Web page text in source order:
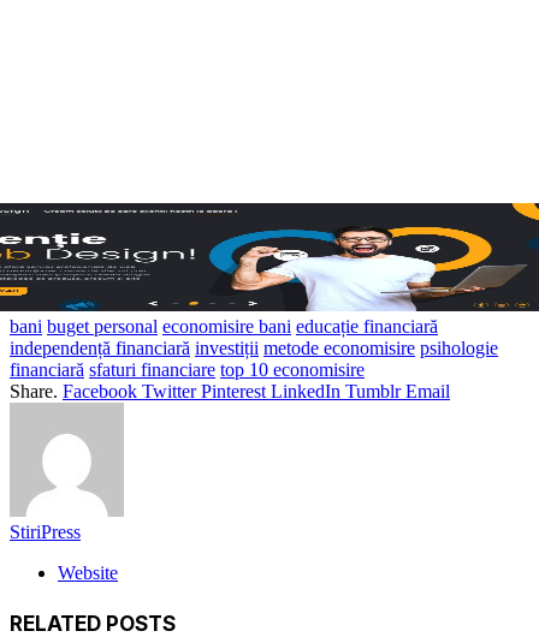
bani buget personal economisire bani educație financiară
independență financiară investiții metode economisire psihologie
financiară sfaturi financiare top 10 economisire
Share. Facebook Twitter Pinterest LinkedIn Tumblr Email
StiriPress
Website
RELATED POSTS